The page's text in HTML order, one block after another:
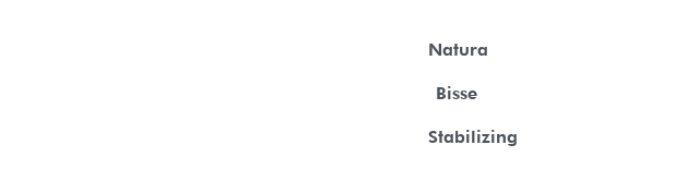
Natura
Bisse
Stabilizing